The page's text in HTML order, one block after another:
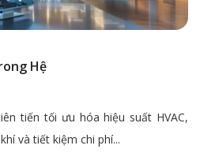
Hệ
tiến tối ưu hóa hiệu suất HVAC,
và tiết kiệm chi phí...